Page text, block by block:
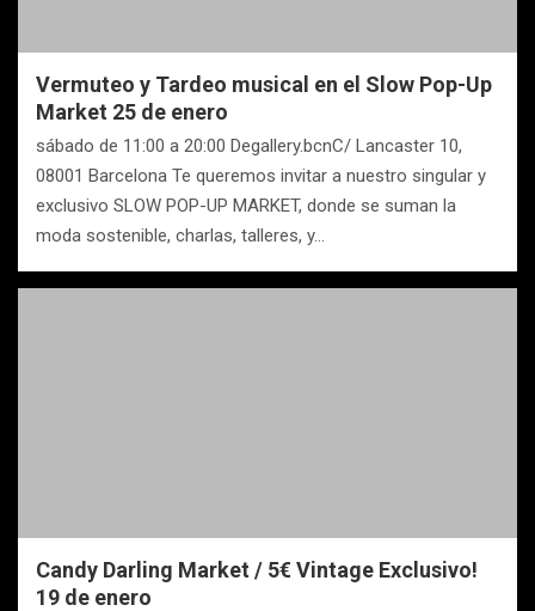
Vermuteo y Tardeo musical en el Slow Pop-Up
Market 25 de enero
sábado de 11:00 a 20:00 Degallery.bcnC/ Lancaster 10,
08001 Barcelona Te queremos invitar a nuestro singular y
exclusivo SLOW POP-UP MARKET, donde se suman la
moda sostenible, charlas, talleres, y…
Candy Darling Market / 5€ Vintage Exclusivo!
19 de enero